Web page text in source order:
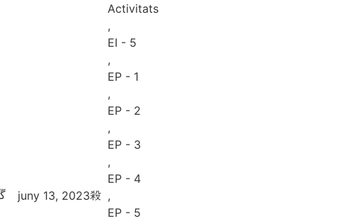
juny 13, 2023
Activitats
,
EI - 5
,
EP - 1
,
EP - 2
,
EP - 3
,
EP - 4
,
EP - 5